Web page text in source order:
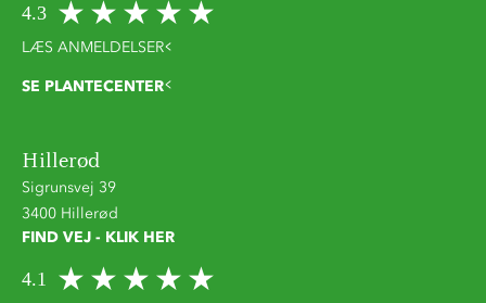
4.3
LÆS ANMELDELSER
SE PLANTECENTER
Hillerød
Sigrunsvej 39
3400 Hillerød
FIND VEJ - KLIK HER
4.1